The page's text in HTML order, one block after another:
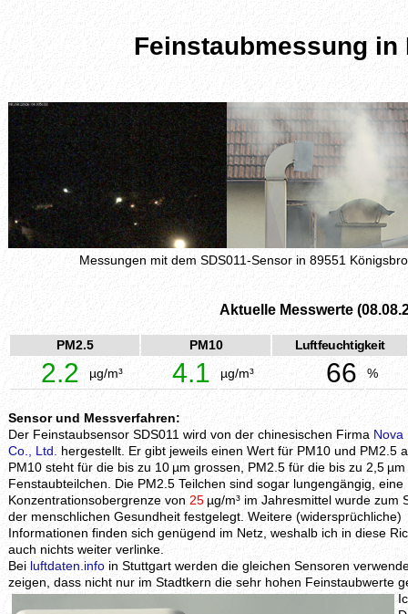
Feinstaubmessung
Messungen mit dem SDS011-Sensor in 89551
Aktuelle Messwerte
PM2.5 PM10 Luftfeuchtigkeit
2.2 µg/m³ 4.1 µg/m³ 66 %
Sensor und Messverfahren:
Der Feinstaubsensor SDS011 wird von der chinesischen Firma Nova
Co., Ltd.
hergestellt. Er gibt jeweils einen Wert für PM10 und PM2.5
PM10 steht für die bis zu 10 µm grossen, PM2.5 für die bis zu 2,5
Fenstaubteilchen. Die PM2.5 Teilchen sind sogar lungengängig, eine
Konzentrationsobergrenze von 25µg/m³ im Jahresmittel wurde zum
der menschlichen Gesundheit festgelegt. Weitere (widersprüchliche)
Informationen finden sich genügend im Netz, weshalb ich in diese
auch nichts weiter verlinke.
Bei luftdaten.info in Stuttgart werden die gleichen Sensoren
zeigen, dass nicht nur im Stadtkern die sehr hohen Feinstaubwerte